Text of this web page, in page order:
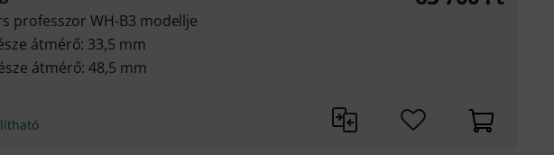
professzor WH-B3 modellje
átmérő: 33,5 mm
átmérő: 48,5 mm